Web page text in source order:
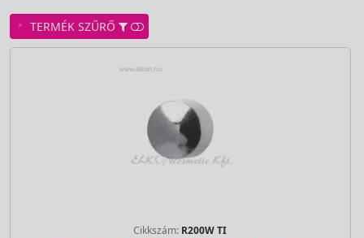
TERMÉK SZŰRŐ
Cikkszám: R200W TI